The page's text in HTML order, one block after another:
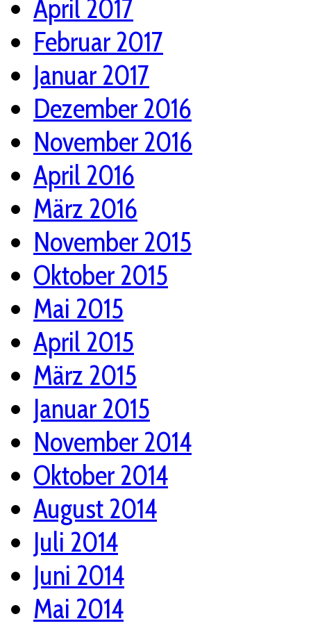
April 2017
Februar 2017
Januar 2017
Dezember 2016
November 2016
April 2016
März 2016
November 2015
Oktober 2015
Mai 2015
April 2015
März 2015
Januar 2015
November 2014
Oktober 2014
August 2014
Juli 2014
Juni 2014
Mai 2014